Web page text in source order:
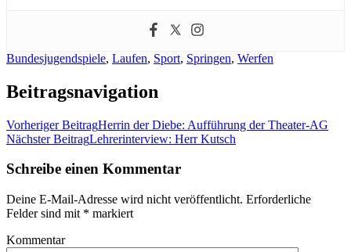
Bundesjugendspiele, Laufen, Sport, Springen, Werfen
Beitragsnavigation
Vorheriger BeitragHerrin der Diebe: Aufführung der Theater-AG
Nächster BeitragLehrerinterview: Herr Kutsch
Schreibe einen Kommentar
Deine E-Mail-Adresse wird nicht veröffentlicht. Erforderliche
Felder sind mit * markiert
Kommentar